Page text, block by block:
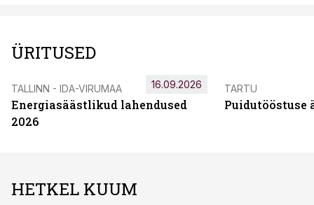
ÜRITUSED
TALLINN - IDA-VIRUMAA
Energiasäästlikud lahendused
2026
16.09.2026 TARTU
Puidutööstuse
HETKEL KUUM